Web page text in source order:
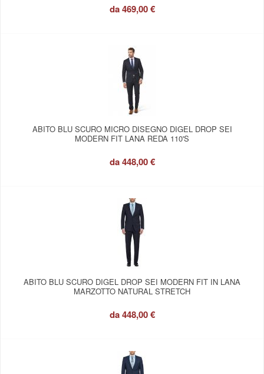
da469,00 €
ABITO BLU SCURO MICRO DISEGNO DIGEL DROP SEI
MODERN FIT LANA REDA 110'S
da448,00 €
ABITO BLU SCURO DIGEL DROP SEI MODERN FIT IN LANA
MARZOTTO NATURAL STRETCH
da448,00 €